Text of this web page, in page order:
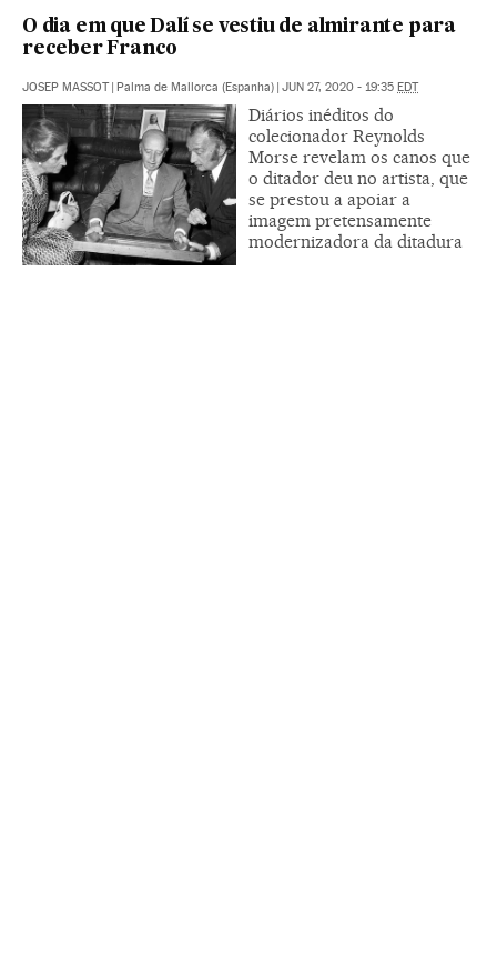
O dia em que Dalí se vestiu de almirante para
receber Franco
JOSEP MASSOT | Palma de Mallorca (Espanha) | JUN 27, 2020 - 19:35 EDT
Diários inéditos do
colecionador Reynolds
Morse revelam os canos que
o ditador deu no artista, que
se prestou a apoiar a
imagem pretensamente
modernizadora da ditadura